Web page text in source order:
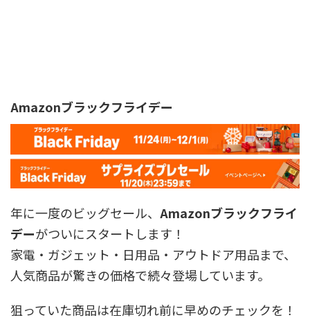
Amazonブラックフライデー
年に一度のビッグセール、 Amazonブラックフライ
デーがついにスタートします！
家電・ガジェット・日用品・アウトドア用品まで、
人気商品が驚きの価格で続々登場しています。
狙っていた商品は在庫切れ前に早めのチェックを！